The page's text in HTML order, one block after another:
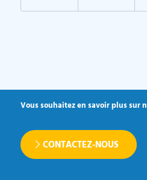
Vous souhaitez en savoir plus sur
CONTACTEZ-NOUS